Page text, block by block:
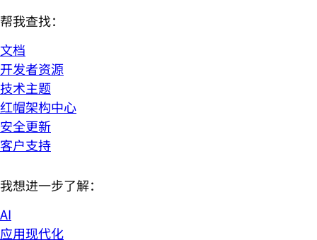
帮我查找：
文档
开发者资源
技术主题
红帽架构中心
安全更新
客户支持
我想进一步了解：
AI
应用现代化